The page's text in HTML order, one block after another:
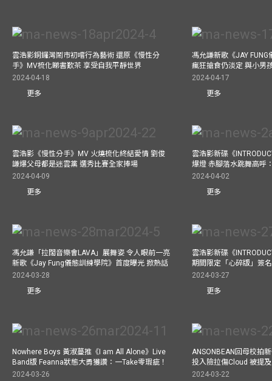
雲浩影銅鑼灣鬧市初嚐行為藝術 還原《慢性分
手》MV梳化睇書歎茶 享受自我平靜世界
2024-04-18
更多
馮允謙新歌《JAY
瘋狂搶食仍淡定 與小男
2024-04-17
更多
雲浩影《慢性分手》MV 火燒梳化終結愛情 劉俊
謙爆父母都是迷雲黨 選秀比賽全家捧場
2024-04-09
更多
雲浩影新碟《
爆燈 赤腳落水跳舞高呼
2024-04-02
更多
馮允謙「拉闊音樂會LAVA」展舞姿 令人眼前一亮
新歌《Jay Fung儀態訓練學院》首度曝光 掀熱話
2024-03-28
更多
雲浩影新碟《
期間限定「心碎版」簽
2024-03-27
更多
Nowhere Boys 黃淑蔓推《I am All Alone》Live
Band版 Feanna狀態大勇獲讚：一Take零瑕疵！
2024-03-26
ANSONBEAN回母校拍
投入險拉傷Cloud 被提
2024-03-22